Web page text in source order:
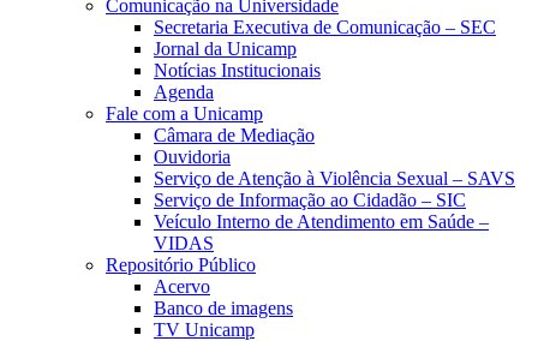
Comunicação na Universidade
Secretaria Executiva de Comunicação – SEC
Jornal da Unicamp
Notícias Institucionais
Agenda
Fale com a Unicamp
Câmara de Mediação
Ouvidoria
Serviço de Atenção à Violência Sexual – SAVS
Serviço de Informação ao Cidadão – SIC
Veículo Interno de Atendimento em Saúde –
VIDAS
Repositório Público
Acervo
Banco de imagens
TV Unicamp